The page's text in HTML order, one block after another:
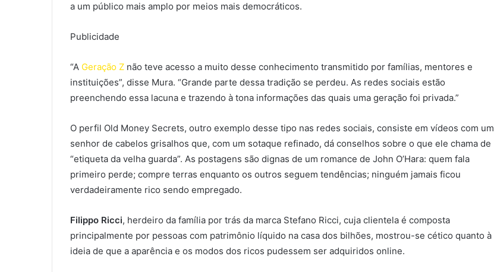
a um público mais amplo por meios mais democráticos.
Publicidade
“A Geração Z não teve acesso a muito desse conhecimento transmitido por famílias, mentores e
instituições”, disse Mura. “Grande parte dessa tradição se perdeu. As redes sociais estão
preenchendo essa lacuna e trazendo à tona informações das quais uma geração foi privada.”
O perfil Old Money Secrets, outro exemplo desse tipo nas redes sociais, consiste em vídeos com um
senhor de cabelos grisalhos que, com um sotaque refinado, dá conselhos sobre o que ele chama de
“etiqueta da velha guarda”. As postagens são dignas de um romance de John O’Hara: quem fala
primeiro perde; compre terras enquanto os outros seguem tendências; ninguém jamais ficou
verdadeiramente rico sendo empregado.
Filippo Ricci, herdeiro da família por trás da marca Stefano Ricci, cuja clientela é composta
principalmente por pessoas com patrimônio líquido na casa dos bilhões, mostrou-se cético quanto à
ideia de que a aparência e os modos dos ricos pudessem ser adquiridos online.